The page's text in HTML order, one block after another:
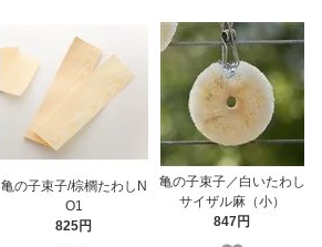
亀の子束子/棕櫚たわしN
O1
825円
亀の子束子／白いたわし
サイザル麻（小）
847円